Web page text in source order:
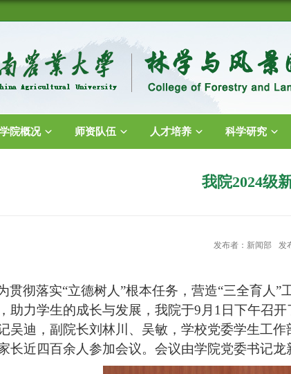
学院概况 师资队伍 人才培养 科学研究
我院2024级
发布者：新闻部 发
贯彻落实“立德树人”根本任务，营造“三全育人
助力学生的成长与发展，我院于9月1日下午召
吴迪，副院长刘林川、吴敏，学校党委学生工
长近四百余人参加会议。会议由学院党委书记龙